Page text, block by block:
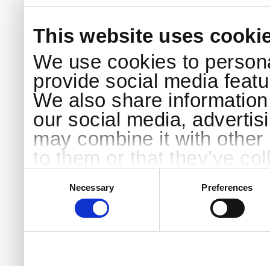
This website uses
We use cookies to
provide social media
We also share
our social media,
may combine it with
to them or that they’ve
Necessary Preferences